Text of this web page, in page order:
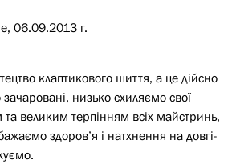
06.09.2013 г.
клаптикового шиття, а це дійсно
низько схиляємо свої
та великим терпінням всіх майстринь,
здоров’я і натхнення на довгі-